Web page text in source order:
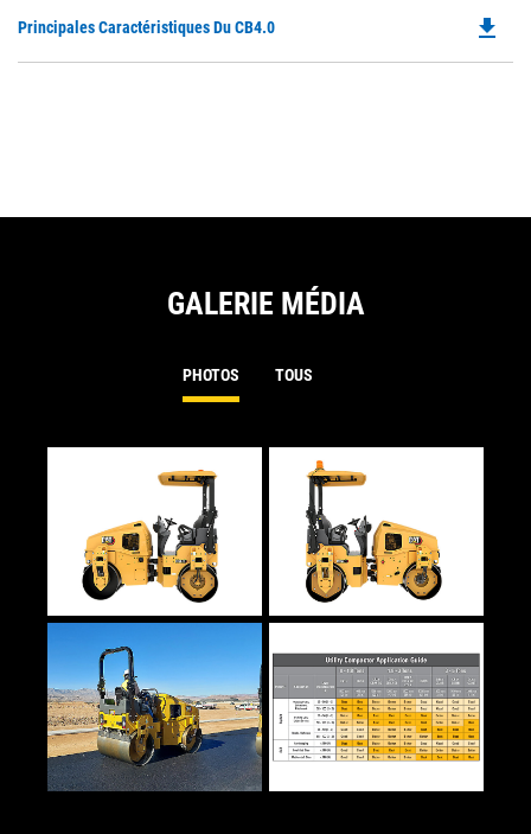
Principales Caractéristiques Du CB4.0 file_download
GALERIE MÉDIA
PHOTOS TOUS